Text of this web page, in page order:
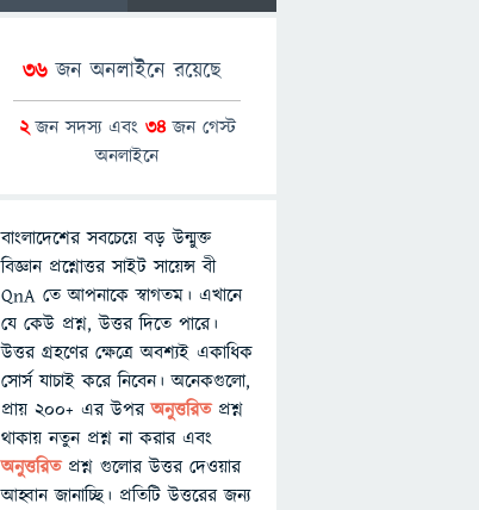
36 জন অনলাইনে রয়েছে
2জন সদস্য এবং 34জন গেস্ট
অনলাইনে
বাংলাদেশের সবচেয়ে বড় উন্মুক্ত
বিজ্ঞান প্রশ্নোত্তর সাইট সায়েন্স বী
QnA তে আপনাকে স্বাগতম। এখানে
যে কেউ প্রশ্ন, উত্তর দিতে পারে।
উত্তর গ্রহণের ক্ষেত্রে অবশ্যই একাধিক
সোর্স যাচাই করে নিবেন। অনেকগুলো,
প্রায় ২০০+ এর উপরঅনুত্তরিতপ্রশ্ন
থাকায় নতুন প্রশ্ন না করার এবং
অনুত্তরিত প্রশ্ন গুলোর উত্তর দেওয়ার
আহ্বান জানাচ্ছি। প্রতিটি উত্তরের জন্য